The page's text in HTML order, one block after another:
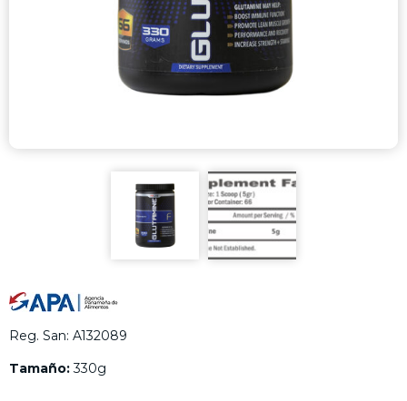
Reg. San: A132089
Tamaño:330g